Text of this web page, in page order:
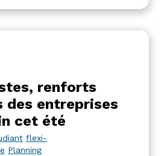
renforts
des entreprises
cet été
flexi-
Planning